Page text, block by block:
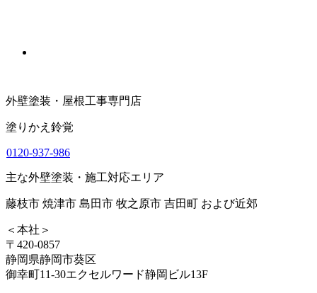
外壁塗装・屋根工事専門店
塗りかえ鈴覚
0120-937-986
主な外壁塗装・施工対応エリア
藤枝市 焼津市 島田市 牧之原市 吉田町 および近郊
＜本社＞
〒420-0857
静岡県静岡市葵区
御幸町11-30エクセルワード静岡ビル13F